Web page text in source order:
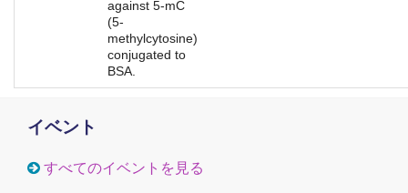
against 5-mC
(5-
methylcytosine)
conjugated to
BSA.
イベント
すべてのイベントを見る